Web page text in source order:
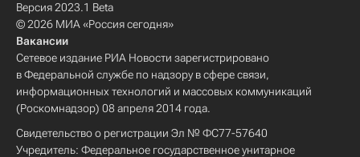
Версия 2023.1 Beta
© 2026 МИА «Россия сегодня»
Вакансии
Сетевое издание РИА Новости зарегистрировано
в Федеральной службе по надзору в сфере связи,
информационных технологий и массовых коммуникаций
(Роскомнадзор) 08 апреля 2014 года.
Свидетельство о регистрации Эл № ФС77-57640
Учредитель: Федеральное государственное унитарное